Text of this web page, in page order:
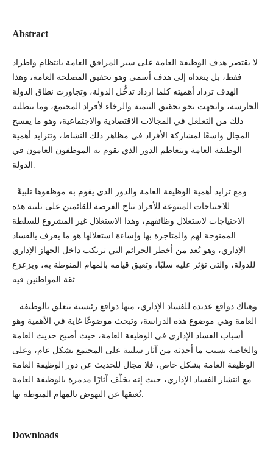
Abstract
لا يقتصر هدف الوظيفة العامة على سير المرافق العامة بانتظام واطراد
فقط، بل يتعداه إلى هدف أسمى وهو تحقيق المصلحة العامة، وهذا
الهدف تزداد أهميته كلما ازداد تدخُّل الدولة، وتجاوزت نطاق الدولة
الحارسة، واتجهت نحو تحقيق التنمية والرخاء لأفراد المجتمع، وما يتطلبه
ذلك من التغلغل في المجالات الاقتصادية والاجتماعية، وهو ما يفسح
المجال واسعًا لمشاركة الأفراد في مظاهر ذلك النشاط، وتتزايد أهمية
الوظيفة العامة ويتعاظم الدور الذي يقوم به الموظفون العامون في
الدولة.
للاحتياجات المتنوعة للأفراد تتاح الفرصة للقائمين على تلبية هذه
الاحتياجات لاستغلال وظائفهم، وهذا الاستغلال غير المشروع للسلطة
الممنوحة لهم والمتاجرة بها وإساءة استغلالها هو ما يعرف بالفساد
الإداري، وهو يُعد من أخطر الجرائم التي ترتكب داخل الجهاز الإداري
للدولة، والتي تؤثر عليه سلبًا، وتعيق قيامه بالمهام المنوطة به، ويزعزع
ثقة المواطنين فيه.
العامة وهي موضوع هذه الدراسة، وتبحث موضوعًا غاية في الأهمية وهو
أسباب الفساد الإداري في الوظيفة العامة، حيث أصبح حديث العامة
والخاصة بسبب ما أحدثه من آثار سلبية على المجتمع بشكل عام، وعلى
الوظيفة العامة بشكل خاص، فلا مجال للحديث عن دور الوظيفة العامة
مع انتشار الفساد الإداري، حيث إنه يخلّف آثارًا مدمرة بالوظيفة العامة
يُعيقها عن النهوض بالمهام المنوطة بها.
Downloads